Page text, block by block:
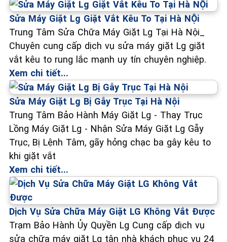
Sửa Máy Giặt Lg Giặt Vắt Kêu To Tại Hà NỘi
Trung Tâm Sửa Chữa Máy Giặt Lg Tại Hà Nội_
Chuyên cung cấp dịch vụ sửa máy giặt Lg giặt
vắt kêu to rung lắc mạnh uy tín chuyên nghiệp.
Xem chi tiết...
Sửa Máy Giặt Lg Bị Gẫy Trục Tại Hà Nội
Trung Tâm Bảo Hành Máy Giặt Lg - Thay Trục
Lồng Máy Giặt Lg - Nhận Sửa Máy Giặt Lg Gẫy
Trục, Bị Lệnh Tâm, gãy hỏng chạc ba gây kêu to
khi giặt vắt
Xem chi tiết...
Dịch Vụ Sửa Chữa Máy Giặt LG Không Vắt Được
Trạm Bảo Hành Ủy Quyền Lg Cung cấp dịch vụ
sửa chữa máy giặt Lg tận nhà khách phục vụ 24